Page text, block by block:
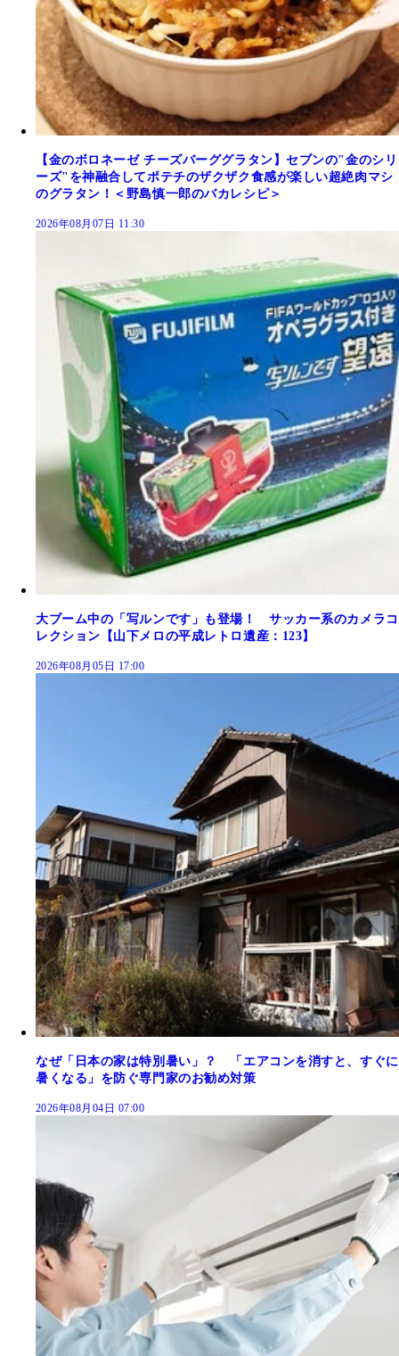
【金のボロネーゼ チーズバーググラタン】セブンの"金のシリ
ーズ"を神融合してポテチのザクザク食感が楽しい超絶肉マシ
のグラタン！＜野島慎一郎のバカレシピ＞
2026年08月07日 11:30
大ブーム中の「写ルンです」も登場！ サッカー系のカメラコ
レクション【山下メロの平成レトロ遺産：123】
2026年08月05日 17:00
なぜ「日本の家は特別暑い」？ 「エアコンを消すと、すぐに
暑くなる」を防ぐ専門家のお勧め対策
2026年08月04日 07:00